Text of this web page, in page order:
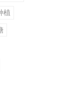
植